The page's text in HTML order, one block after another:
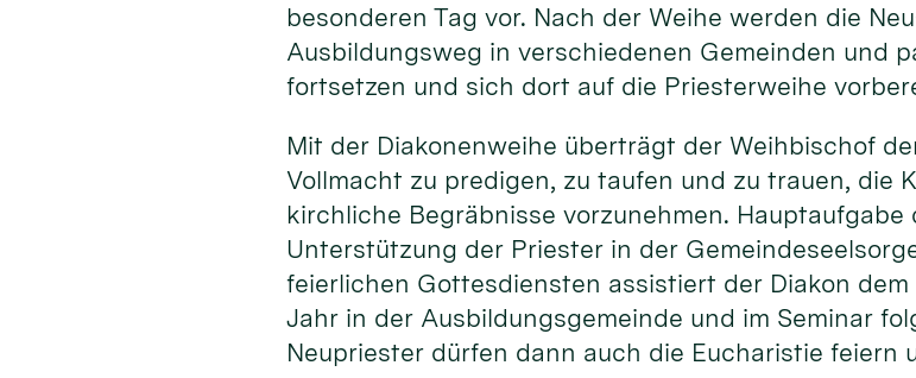
besonderen Tag vor. Nach der Weihe werden die
Ausbildungsweg in verschiedenen Gemeinden und
fortsetzen und sich dort auf die Priesterweihe
Mit der Diakonenweihe überträgt der Weihbischof
Vollmacht zu predigen, zu taufen und zu trauen, die
kirchliche Begräbnisse vorzunehmen. Hauptaufgabe
Unterstützung der Priester in der
feierlichen Gottesdiensten assistiert der Diakon
Jahr in der Ausbildungsgemeinde und im Seminar
Neupriester dürfen dann auch die Eucharistie feiern